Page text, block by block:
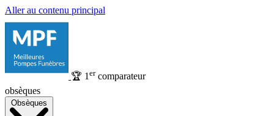
Aller au contenu principal
🏆 1 ercomparateur
obsèques
Obsèques